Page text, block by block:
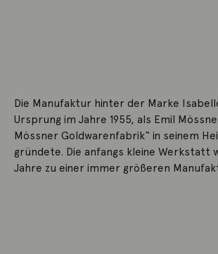
Die Manufaktur hinter der Marke
Ursprung im Jahre 1955, als Emil
Mössner Goldwarenfabrik“ in seinem
gründete. Die anfangs kleine Werkstatt
Jahre zu einer immer größeren